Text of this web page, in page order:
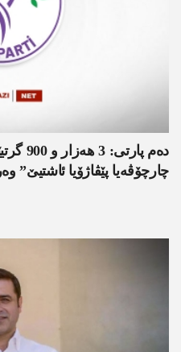
دەم
چارچۆڤەیا پێڤاژۆیا ئاشتیێ”